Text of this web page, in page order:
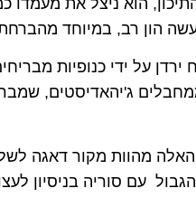
הון רב, במיוחד
על ידי כנופיות
ג'יהאדיסטים,
מהוות מקור דאגה
עם סוריה בניסיון